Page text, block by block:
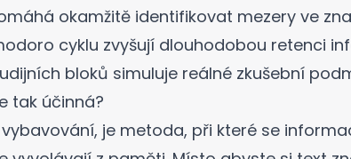
okamžitě identifikovat mezery ve
cyklu zvyšují dlouhodobou retenci
bloků simuluje reálné zkušební
tak účinná?
je metoda, při které se